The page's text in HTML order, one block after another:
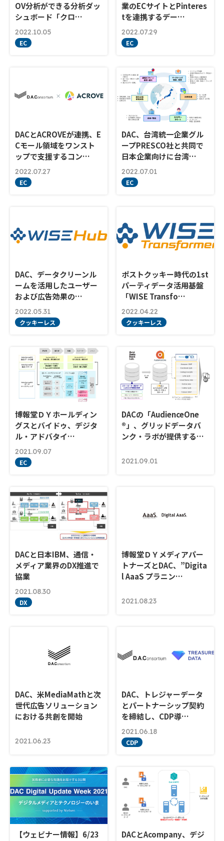
OV分析ができる分析ダッ
シュボード「クロ…
2022.10.05
EC
業のECサイトとPinteres
tを連携するデー…
2022.07.29
EC
DACとACROVEが連携、E
Cモール領域をワンスト
ップで支援するコン…
2022.07.27
EC
DAC、台湾統一企業グル
ープPRESCO社と共同で
日本企業向けに台湾…
2022.07.01
EC
DAC、データクリーンル
ームを活用したユーザー
および広告効果の…
2022.05.31
クッキーレス
ポストクッキー時代の1st
パーティデータ活用基盤
「WISE Transfo…
2022.04.22
クッキーレス
博報堂ＤＹホールディン
グスとバイドゥ、デジタ
ル・アドバタイ…
2021.09.07
EC
DACの「AudienceOne
®」、グリッドデータバ
ンク・ラボが提供する…
2021.09.01
DACと日本IBM、通信・
メディア業界のDX推進で
協業
2021.08.30
DX
博報堂ＤＹメディアパー
トナーズとDAC、”Digita
l AaaS プラニン…
2021.08.23
DAC、米MediaMathと次
世代広告ソリューション
における共創を開始
2021.06.23
DAC、トレジャーデータ
とパートナーシップ契約
を締結し、CDP導…
2021.06.18
CDP
【ウェビナー情報】6/23
DACとAcompany、デジ